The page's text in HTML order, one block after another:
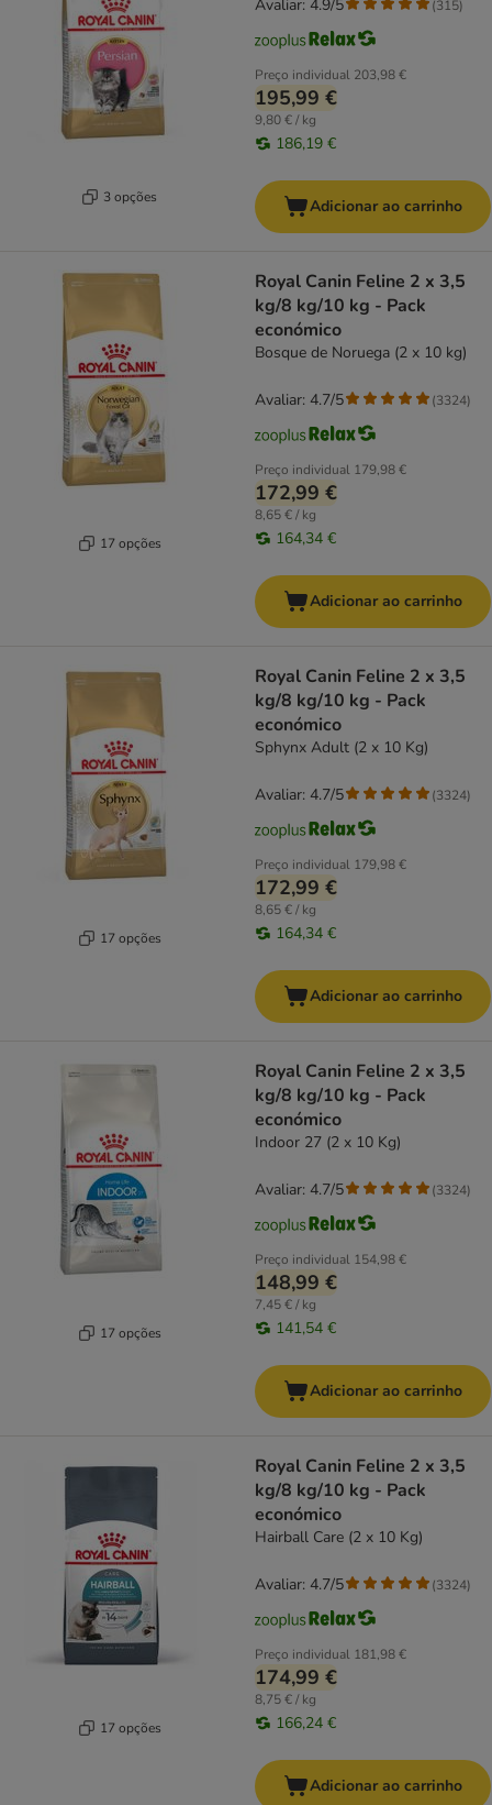
3 opções
Preço individual 203,98 €
195,99 €
9,80 € / kg
186,19 €
Avaliar: 4.9/5 (315)
Adicionar ao carrinho
17 opções
Royal Canin Feline 2 x 3,5
kg/8 kg/10 kg - Pack
económico
Bosque de Noruega (2 x 10 kg)
Preço individual 179,98 €
172,99 €
8,65 € / kg
164,34 €
Avaliar: 4.7/5 (3324)
Adicionar ao carrinho
17 opções
Royal Canin Feline 2 x 3,5
kg/8 kg/10 kg - Pack
económico
Sphynx Adult (2 x 10 Kg)
Preço individual 179,98 €
172,99 €
8,65 € / kg
164,34 €
Avaliar: 4.7/5 (3324)
Adicionar ao carrinho
17 opções
Royal Canin Feline 2 x 3,5
kg/8 kg/10 kg - Pack
económico
Indoor 27 (2 x 10 Kg)
Preço individual 154,98 €
148,99 €
7,45 € / kg
141,54 €
Avaliar: 4.7/5 (3324)
Adicionar ao carrinho
17 opções
Royal Canin Feline 2 x 3,5
kg/8 kg/10 kg - Pack
económico
Hairball Care (2 x 10 Kg)
Preço individual 181,98 €
174,99 €
8,75 € / kg
166,24 €
Avaliar: 4.7/5 (3324)
Adicionar ao carrinho